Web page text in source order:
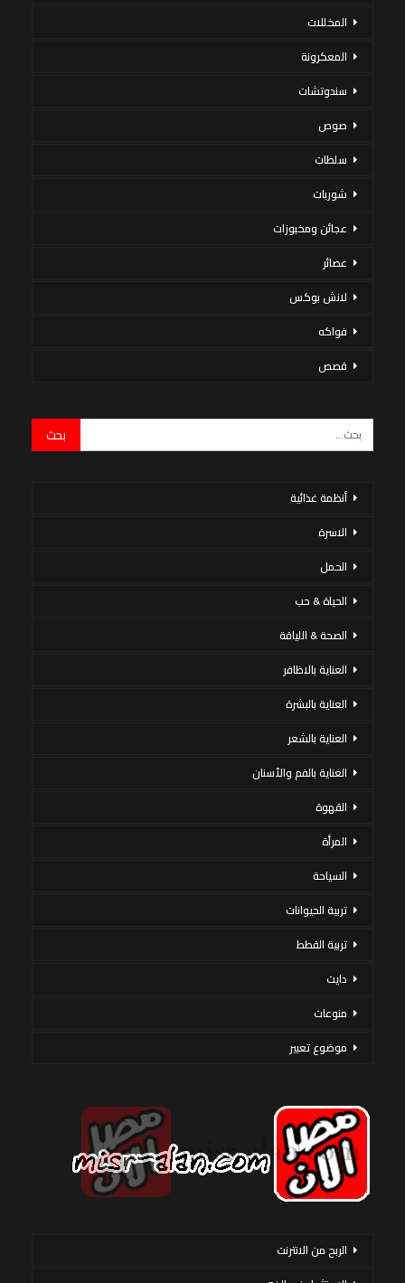
المخللات
المعكرونة
سندوتشات
صوص
سلطات
شوربات
عجائن ومخبوزات
عصائر
لانش بوكس
فواكه
قصص
أنظمة غذائية
الاسرة
الحمل
الحياة & حب
الصحة & اللياقة
العناية بالاظافر
العناية بالبشرة
العناية بالشعر
العناية بالفم والأسنان
القهوة
المرأة
السياحة
تربية الحيوانات
تربية القطط
دايت
منوعات
موضوع تعبير
الربح من الانترنت